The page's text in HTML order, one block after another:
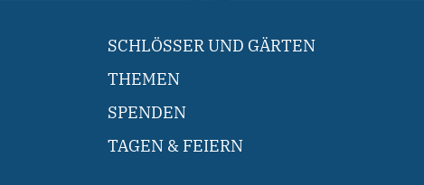
SCHLÖSSER UND GÄRTEN
THEMEN
SPENDEN
TAGEN & FEIERN